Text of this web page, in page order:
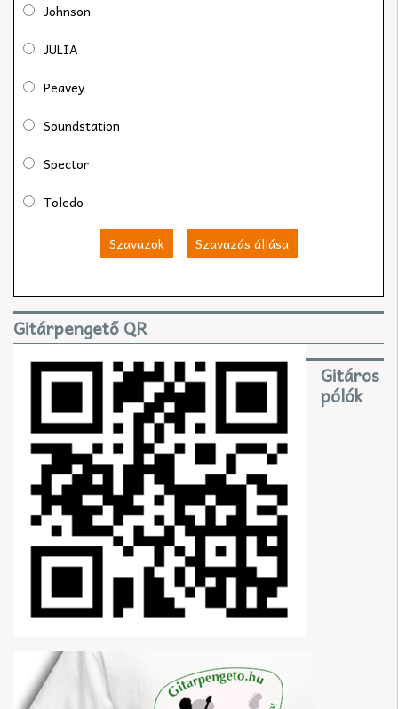
Johnson
JULIA
Peavey
Soundstation
Spector
Toledo
Szavazok Szavazás állása
Gitárpengető QR
Gitáros
pólók